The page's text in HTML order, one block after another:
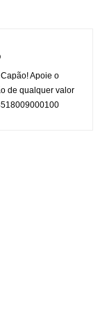
Apoie o
de qualquer valor